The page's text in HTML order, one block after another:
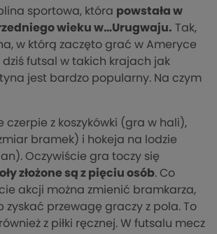
sportowa, która powstała w
wieku w…Urugwaju. Tak,
w którą zaczęto grać w Ameryce
dziś futsal w takich krajach jak
jest bardzo popularny. Na czym
czerpie z koszykówki (gra w hali),
bramek) i hokeja na lodzie
Oczywiście gra toczy się
złożone są z pięciu osób. Co
akcji można zmienić bramkarza,
zyskać przewagę graczy z pola. To
z piłki ręcznej. W futsalu mecz